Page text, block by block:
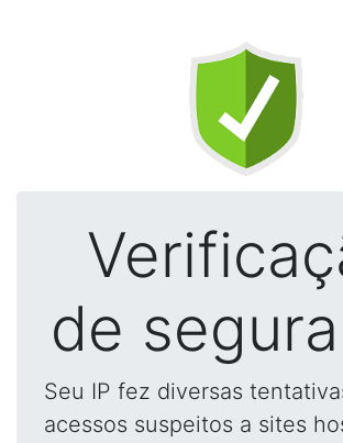
de
Seu IP fez diversas
acessos suspeitos a sites